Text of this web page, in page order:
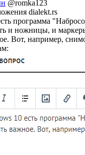
@romka123
dialekt.rs
программа
и ножницы, и
Вот, например,